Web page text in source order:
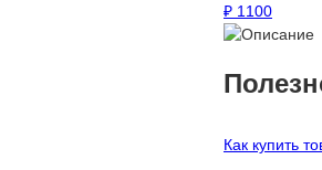
₽ 1100
Как купить